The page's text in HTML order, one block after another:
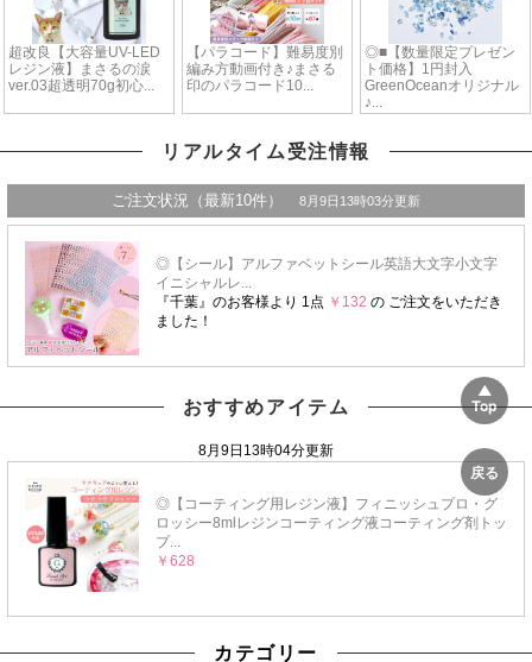
リアルタイム受注情報
おすすめアイテム
カテゴリー